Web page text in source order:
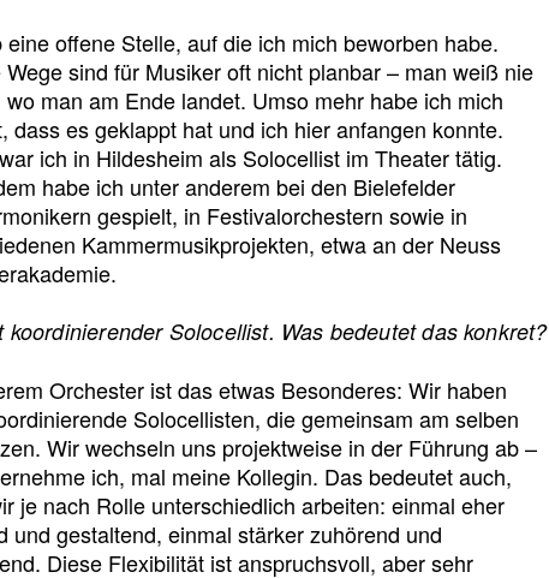
eine offene Stelle, auf die ich mich beworben habe.
Wege sind für Musiker oft nicht planbar – man weiß nie
wo man am Ende landet. Umso mehr habe ich mich
dass es geklappt hat und ich hier anfangen konnte.
ich in Hildesheim als Solocellist im Theater tätig.
habe ich unter anderem bei den Bielefelder
gespielt, in Festivalorchestern sowie in
Kammermusikprojekten, etwa an der Neuss
koordinierender Solocellist. Was bedeutet das konkret?
Orchester ist das etwas Besonderes: Wir haben
Solocellisten, die gemeinsam am selben
Wir wechseln uns projektweise in der Führung ab –
ich, mal meine Kollegin. Das bedeutet auch,
je nach Rolle unterschiedlich arbeiten: einmal eher
und gestaltend, einmal stärker zuhörend und
Diese Flexibilität ist anspruchsvoll, aber sehr